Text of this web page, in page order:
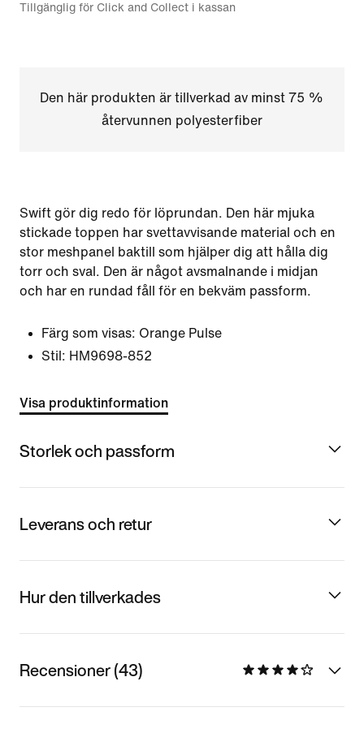
Tillgänglig för Click and Collect i kassan
Den här produkten är tillverkad av minst 75 %
återvunnen polyesterfiber
Swift gör dig redo för löprundan. Den här mjuka
stickade toppen har svettavvisande material och en
stor meshpanel baktill som hjälper dig att hålla dig
torr och sval. Den är något avsmalnande i midjan
och har en rundad fåll för en bekväm passform.
Färg som visas: Orange Pulse
Stil: HM9698-852
Visa produktinformation
Storlek och passform
Leverans och retur
Hur den tillverkades
Recensioner (43)